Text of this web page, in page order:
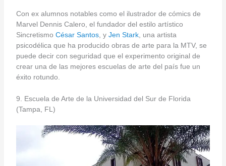
Con ex alumnos notables como el ilustrador de cómics de
Marvel Dennis Calero, el fundador del estilo artístico
Sincretismo César Santos, y Jen Stark, una artista
psicodélica que ha producido obras de arte para la MTV, se
puede decir con seguridad que el experimento original de
crear una de las mejores escuelas de arte del país fue un
éxito rotundo.
9. Escuela de Arte de la Universidad del Sur de Florida
(Tampa, FL)